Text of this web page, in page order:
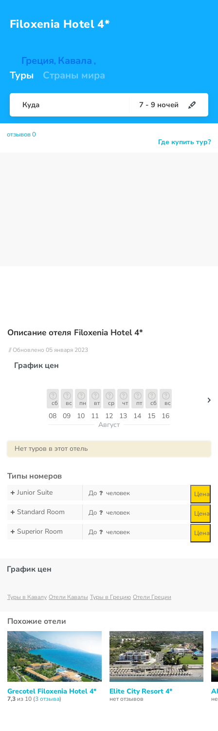
Filoxenia Hotel 4*
Греция, Кавала ,
Туры Страны мира
Куда 7 - 9 ночей
Где купить тур?
отзывов 0
Описание отеля Filoxenia Hotel 4*
// Обновлено 05 января 2023
График цен
08
сб
09
вс
10
пн
11
вт
12
ср
13
чт
14
пт
15
сб
16
вс
Август
Нет туров в этот отель
Типы номеров
Junior Suite До человек Цена
Standard Room До человек Цена
Superior Room До человек Цена
График цен
Туры в Кавалу Отели Кавалы Туры в Грецию Отели Греции
Похожие отели
Grecotel Filoxenia Hotel 4*
7,3 из 10 (3 отзывa)
Elite City Resort 4*
нет отзывов